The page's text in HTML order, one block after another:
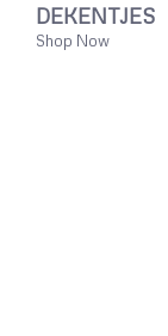
DEKENTJES
Shop Now